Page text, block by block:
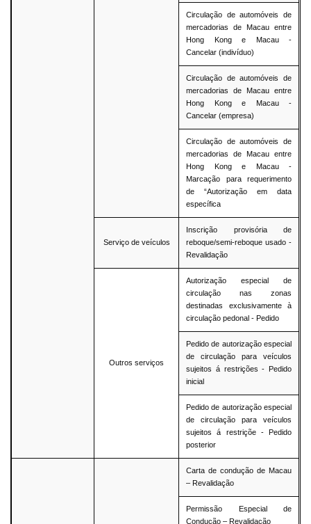
Circulação de automóveis de
mercadorias de Macau entre
Hong Kong e Macau -
Cancelar (indivíduo)
Circulação de automóveis de
mercadorias de Macau entre
Hong Kong e Macau -
Cancelar (empresa)
Circulação de automóveis de
mercadorias de Macau entre
Hong Kong e Macau -
Marcação para requerimento
de “Autorização em data
específica
Serviço de veículos
Inscrição provisória de
reboque/semi-reboque usado -
Revalidação
Outros serviços
Autorização especial de
circulação nas zonas
destinadas exclusivamente à
circulação pedonal - Pedido
Pedido de autorização especial
de circulação para veículos
sujeitos á restrições - Pedido
inicial
Pedido de autorização especial
de circulação para veículos
sujeitos á restriçõe - Pedido
posterior
Carta de condução de Macau
– Revalidação
Permissão Especial de
Condução – Revalidação